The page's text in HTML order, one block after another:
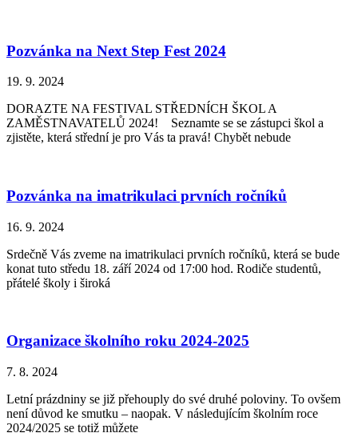
Pozvánka na Next Step Fest 2024
19. 9. 2024
DORAZTE NA FESTIVAL STŘEDNÍCH ŠKOL A
ZAMĚSTNAVATELŮ 2024! Seznamte se se zástupci škol a
zjistěte, která střední je pro Vás ta pravá! Chybět nebude
Pozvánka na imatrikulaci prvních ročníků
16. 9. 2024
Srdečně Vás zveme na imatrikulaci prvních ročníků, která se bude
konat tuto středu 18. září 2024 od 17:00 hod. Rodiče studentů,
přátelé školy i široká
Organizace školního roku 2024-2025
7. 8. 2024
Letní prázdniny se již přehouply do své druhé poloviny. To ovšem
není důvod ke smutku – naopak. V následujícím školním roce
2024/2025 se totiž můžete